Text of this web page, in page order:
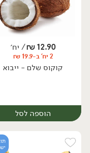
יח׳
12.90
₪/ יח׳
2 יח' ב-19.9 ₪
קוקוס שלם - ייבוא
הוספה לסל